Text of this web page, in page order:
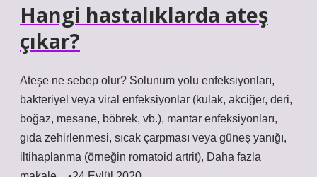
Hangi hastalıklarda ateş
çıkar?
Ateşe ne sebep olur? Solunum yolu enfeksiyonları,
bakteriyel veya viral enfeksiyonlar (kulak, akciğer, deri,
boğaz, mesane, böbrek, vb.), mantar enfeksiyonları,
gıda zehirlenmesi, sıcak çarpması veya güneş yanığı,
iltihaplanma (örneğin romatoid artrit), Daha fazla